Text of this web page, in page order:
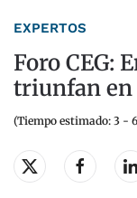
EXPERTOS
Foro CEG:
triunfan
(Tiempo estimado: 3 -